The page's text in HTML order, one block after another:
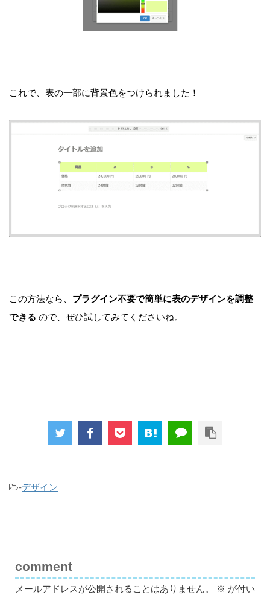
これで、表の一部に背景色をつけられました！
この方法なら、 プラグイン不要で簡単に表のデザインを調整
できる ので、ぜひ試してみてくださいね。
-デザイン
comment
メールアドレスが公開されることはありません。 ※ が付い